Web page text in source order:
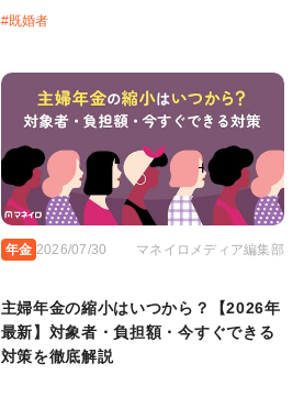
#既婚者
年金 2026/07/30 マネイロメディア編集部
主婦年金の縮小はいつから？【2026年
最新】対象者・負担額・今すぐできる
対策を徹底解説